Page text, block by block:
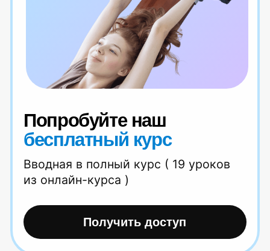
Резкая боль в спине? Что делать
и как не допустить вновь